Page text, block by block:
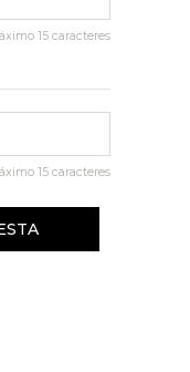
15caracteres
15caracteres